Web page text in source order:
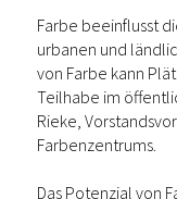
Farbe beeinflusst
urbanen und
von Farbe kann
Teilhabe im
Rieke,
Farbenzentrums.
Das Potenzial von